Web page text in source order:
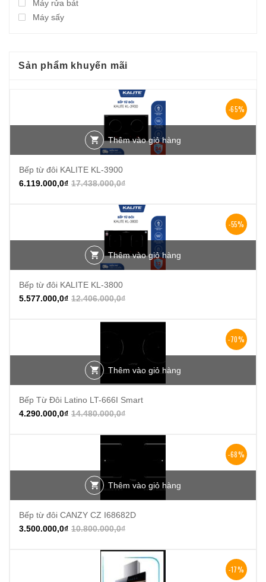
Máy rửa bát
Máy sấy
Sản phẩm khuyến mãi
-65%
Thêm vào giỏ hàng
Bếp từ đôi KALITE KL-3900
17.438.000,0₫
6.119.000,0₫
-55%
Thêm vào giỏ hàng
Bếp từ đôi KALITE KL-3800
12.406.000,0₫
5.577.000,0₫
-70%
Thêm vào giỏ hàng
Bếp Từ Đôi Latino LT-666I Smart
14.480.000,0₫
4.290.000,0₫
-68%
Thêm vào giỏ hàng
Bếp từ đôi CANZY CZ I68682D
10.800.000,0₫
3.500.000,0₫
-17%